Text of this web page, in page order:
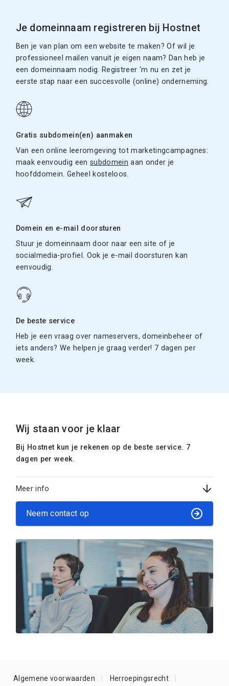
Je domeinnaam registreren bij Hostnet
Ben je van plan om een website te maken? Of wil je
professioneel mailen vanuit je eigen naam? Dan heb je
een domeinnaam nodig. Registreer ‘m nu en zet je
eerste stap naar een succesvolle (online) onderneming.
Gratis subdomein(en) aanmaken
Van een online leeromgeving tot marketingcampagnes:
maak eenvoudig eensubdomein aan onder je
hoofddomein. Geheel kosteloos.
Domein en e-mail doorsturen
Stuur je domeinnaam door naar een site of je
socialmedia-profiel. Ook je e-mail doorsturen kan
eenvoudig.
De beste service
Heb je een vraag over nameservers, domeinbeheer of
iets anders? We helpen je graag verder! 7 dagen per
week.
Wij staan voor je klaar
Bij Hostnet kun je rekenen op de beste service. 7
dagen per week.
Meer info
Neem contact op
Algemene voorwaarden Herroepingsrecht